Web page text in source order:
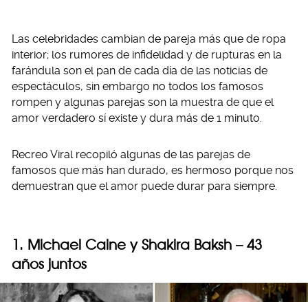
Las celebridades cambian de pareja más que de ropa
interior; los rumores de infidelidad y de rupturas en la
farándula son el pan de cada día de las noticias de
espectáculos, sin embargo no todos los famosos
rompen y algunas parejas son la muestra de que el
amor verdadero sí existe y dura más de 1 minuto.
Recreo Viral recopiló algunas de las parejas de
famosos que más han durado, es hermoso porque nos
demuestran que el amor puede durar para siempre.
1. Michael Caine y Shakira Baksh – 43
años juntos